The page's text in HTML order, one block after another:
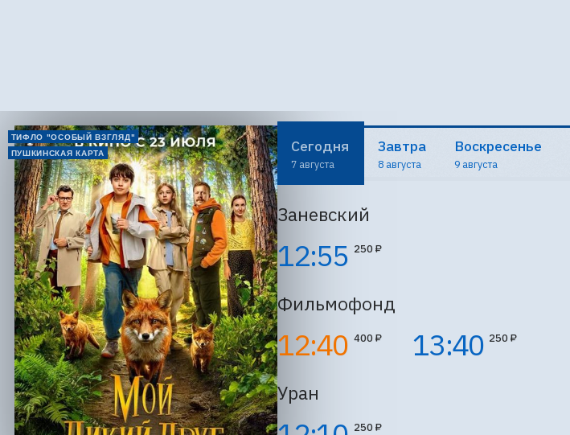
ТИФЛО "ОСОБЫЙ ВЗГЛЯД"
ПУШКИНСКАЯ КАРТА
Сегодня
7 августа
Завтра
8 августа
Воскресенье
9 августа
Заневский
12:55 250 ₽
Фильмофонд
12:40 400 ₽ 13:40 250 ₽
Уран
250 ₽